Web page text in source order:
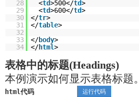
28
<td>500</td>
29
<td>600</td>
30
</tr>
31
</table>
32
33
</body>
34
</html>
表格中的标题(Headings)
本例演示如何显示表格标题。
html代码 运行代码